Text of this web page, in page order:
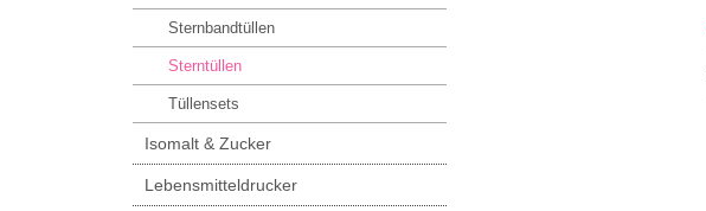
Sternbandtüllen
Sterntüllen
Tüllensets
Isomalt & Zucker
Lebensmitteldrucker